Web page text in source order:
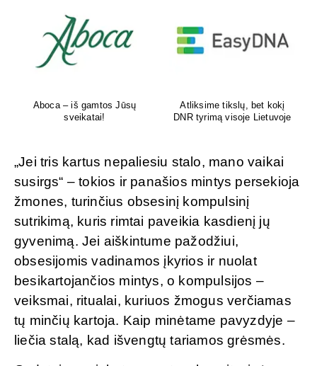
Aboca – iš gamtos Jūsų
sveikatai!
Atliksime tikslų, bet kokį
DNR tyrimą visoje Lietuvoje
„Jei tris kartus nepaliesiu stalo, mano vaikai
susirgs“ – tokios ir panašios mintys persekioja
žmones, turinčius obsesinį kompulsinį
sutrikimą, kuris rimtai paveikia kasdienį jų
gyvenimą. Jei aiškintume pažodžiui,
obsesijomis vadinamos įkyrios ir nuolat
besikartojančios mintys, o kompulsijos –
veiksmai, ritualai, kuriuos žmogus verčiamas
tų minčių kartoja. Kaip minėtame pavyzdyje –
liečia stalą, kad išvengtų tariamos grėsmės.